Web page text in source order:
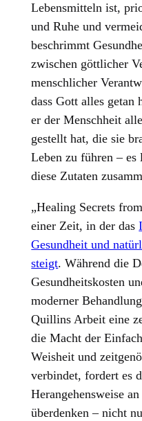
Lebensmitteln ist,
und Ruhe und
beschrimmt
zwischen göttlicher
menschlicher
dass Gott alles getan
er der Menschheit
gestellt hat, die sie
Leben zu führen – es
diese Zutaten
„Healing Secrets
einer Zeit, in der das
Gesundheit und
steigt. Während die
Gesundheitskosten
moderner
Quillins Arbeit eine
die Macht der
Weisheit und
verbindet, fordert es
Herangehensweise
überdenken – nicht